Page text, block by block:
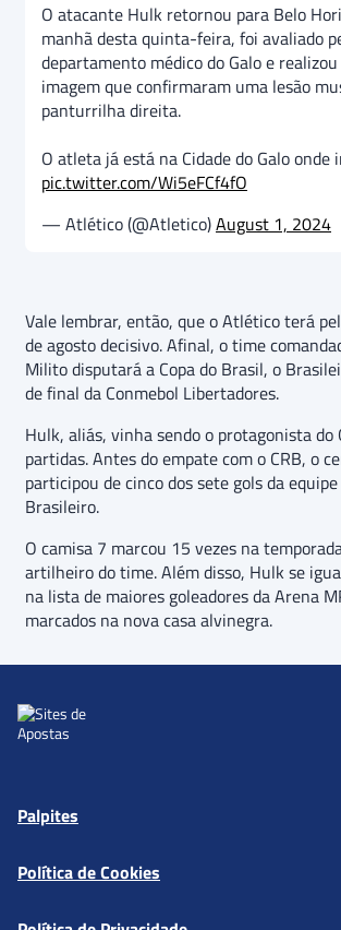
O atacante Hulk retornou para Belo
manhã desta quinta-feira, foi avaliado
departamento médico do Galo e
imagem que confirmaram uma lesão
panturrilha direita.
O atleta já está na Cidade do Galo
pic.twitter.com/Wi5eFCf4fO
— Atlético (@Atletico)August 1, 2024
Vale lembrar, então, que o Atlético terá
de agosto decisivo. Afinal, o time
Milito disputará a Copa do Brasil, o
de final da Conmebol Libertadores.
Hulk, aliás, vinha sendo o protagonista do
partidas. Antes do empate com o CRB, o
participou de cinco dos sete gols da
Brasileiro.
O camisa 7 marcou 15 vezes na
artilheiro do time. Além disso, Hulk se
na lista de maiores goleadores da Arena
marcados na nova casa alvinegra.
Palpites
Política de Cookies